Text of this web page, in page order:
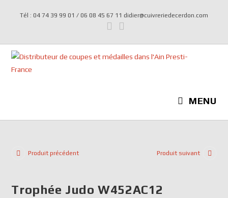
Tél : 04 74 39 99 01 / 06 08 45 67 11 didier@cuivreriedecerdon.com
MENU
Produit précédent Produit suivant
Trophée Judo W452AC12